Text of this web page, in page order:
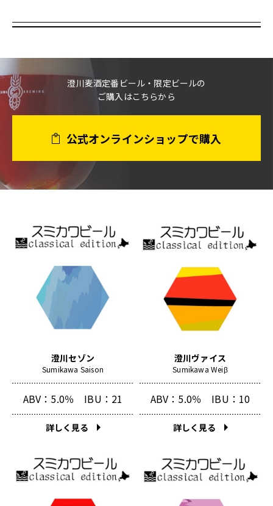
澄川麦酒定番ビール・限定ビールの
ご購入はこちらから
公式オンラインショップで購入
澄川セゾン
Sumikawa Saison
ABV：5.0％ IBU：21
詳しく見る
澄川ヴァイス
Sumikawa Weiβ
ABV：5.0％ IBU：10
詳しく見る